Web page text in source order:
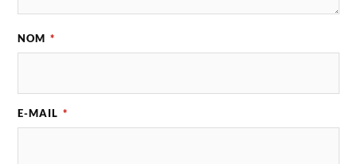
NOM *
E-MAIL *